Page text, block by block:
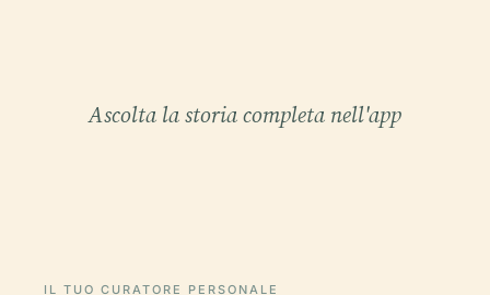
Ascolta la storia completa nell'app
IL TUO CURATORE PERSONALE